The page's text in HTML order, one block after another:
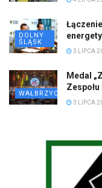
DOLNY
ŚLĄSK
3 LIPCA
WAŁBRZYCH
Medal
Zespołu
3 LIPCA